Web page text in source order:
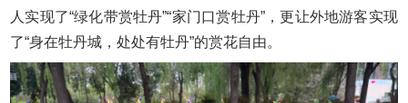
人实现了“绿化带赏牡丹”“家门口赏牡丹”，更让外地游客实现
了“身在牡丹城，处处有牡丹”的赏花自由。